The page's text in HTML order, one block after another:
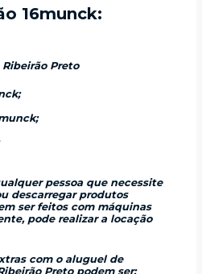
16munck:
Preto
pessoa que necessite
descarregar produtos
ser feitos com máquinas
pode realizar a locação
com o aluguel de
Preto podem ser: